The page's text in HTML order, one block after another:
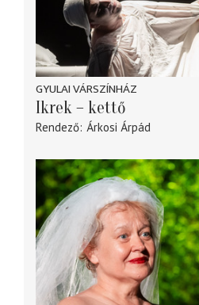
GYULAI VÁRSZÍNHÁZ
Ikrek – kettő
Rendező Árkosi Árpád